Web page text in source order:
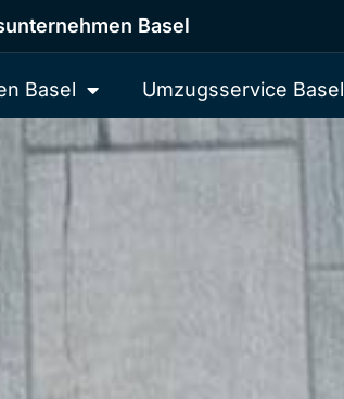
Basel
Basel Umzugsservice Basel